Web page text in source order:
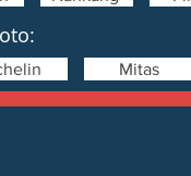
Mitas